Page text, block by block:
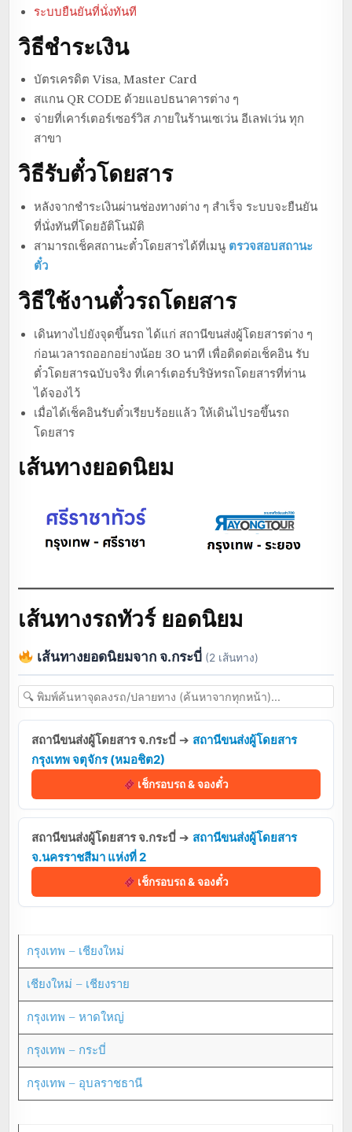
ระบบยืนยันที่นั่งทันที
วิธีชำระเงิน
บัตรเครดิต Visa, Master Card
สแกน QR CODE ด้วยแอปธนาคารต่าง ๆ
จ่ายที่เคาร์เตอร์เซอร์วิส ภายในร้านเซเว่น อีเลฟเว่น ทุก
สาขา
วิธีรับตั๋วโดยสาร
หลังจากชำระเงินผ่านช่องทางต่าง ๆ สำเร็จ ระบบจะยืนยัน
ที่นั่งทันที่โดยอัติโนมัติ
สามารถเช็คสถานะตั๋วโดยสารได้ที่เมนู ตรวจสอบสถานะ
ตั๋ว
วิธีใช้งานตั๋วรถโดยสาร
เดินทางไปยังจุดขึ้นรถ ได้แก่ สถานีขนส่งผู้โดยสารต่าง ๆ
ก่อนเวลารถออกอย่างน้อย 30 นาที เพื่อติดต่อเช็คอิน รับ
ตั๋วโดยสารฉบับจริง ที่เคาร์เตอร์บริษัทรถโดยสารที่ท่าน
ได้จองไว้
เมื่อได้เช็คอินรับตั๋วเรียบร้อยแล้ว ให้เดินไปรอขึ้นรถ
โดยสาร
เส้นทางยอดนิยม
เส้นทางรถทัวร์ ยอดนิยม
เส้นทางยอดนิยมจาก จ.กระบี่ (2 เส้นทาง)
สถานีขนส่งผู้โดยสาร จ.กระบี่ ➔ สถานีขนส่งผู้โดยสาร
กรุงเทพ จตุจักร (หมอชิต2)
เช็กรอบรถ & จองตั๋ว
สถานีขนส่งผู้โดยสาร จ.กระบี่ ➔ สถานีขนส่งผู้โดยสาร
จ.นครราชสีมา แห่งที่ 2
เช็กรอบรถ & จองตั๋ว
กรุงเทพ – เชียงใหม่
เชียงใหม่ – เชียงราย
กรุงเทพ – หาดใหญ่
กรุงเทพ – กระบี่
กรุงเทพ – อุบลราชธานี